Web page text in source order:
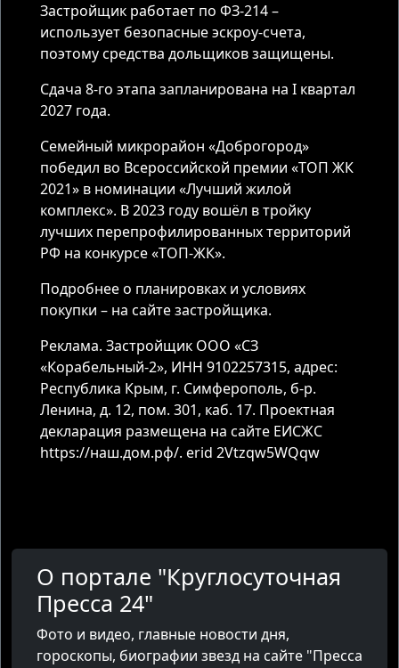
Застройщик работает по ФЗ-214 –
использует безопасные эскроу-счета,
поэтому средства дольщиков защищены.
Сдача 8-го этапа запланирована на I квартал
2027 года.
Семейный микрорайон «Доброгород»
победил во Всероссийской премии «ТОП ЖК
2021» в номинации «Лучший жилой
комплекс». В 2023 году вошёл в тройку
лучших перепрофилированных территорий
РФ на конкурсе «ТОП-ЖК».
Подробнее о планировках и условиях
покупки – на сайте застройщика.
Реклама. Застройщик ООО «СЗ
«Корабельный-2», ИНН 9102257315, адрес:
Республика Крым, г. Симферополь, б-р.
Ленина, д. 12, пом. 301, каб. 17. Проектная
декларация размещена на сайте ЕИСЖС
https://наш.дом.рф/. erid 2Vtzqw5WQqw
О портале "Круглосуточная
Пресса 24"
Фото и видео, главные новости дня,
гороскопы, биографии звезд на сайте "Пресса